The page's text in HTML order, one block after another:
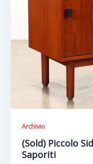
Archivio
(Sold) Piccolo
Saporiti